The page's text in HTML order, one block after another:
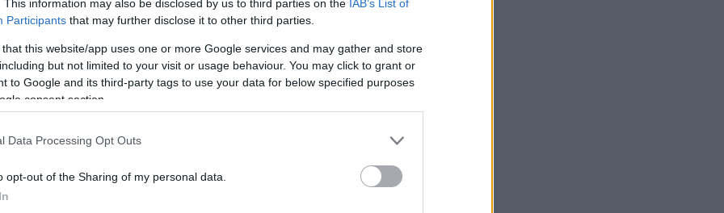
This information may also be disclosed by us to third parties on the IAB’s List of
Participants that may further disclose it to other third parties.
that this website/app uses one or more Google services and may gather and store
but not limited to your visit or usage behaviour. You may click to grant or
to Google and its third-party tags to use your data for below specified purposes
consent section.
Data Processing Opt Outs
opt-out of the Sharing of my personal data.